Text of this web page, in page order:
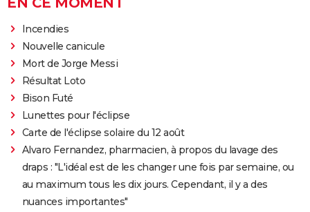
Incendies
Nouvelle canicule
Mort de Jorge Messi
Résultat Loto
Bison Futé
Lunettes pour l'éclipse
Carte de l'éclipse solaire du 12 août
Alvaro Fernandez, pharmacien, à propos du lavage des
draps : "L'idéal est de les changer une fois par semaine, ou
au maximum tous les dix jours. Cependant, il y a des
nuances importantes"